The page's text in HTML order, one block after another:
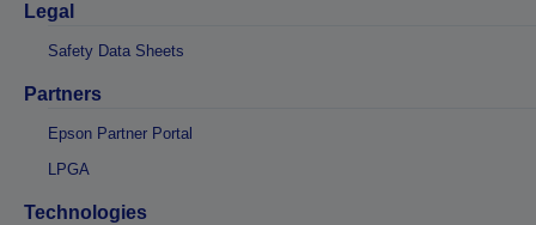
Legal
Safety Data Sheets
Partners
Epson Partner Portal
LPGA
Technologies